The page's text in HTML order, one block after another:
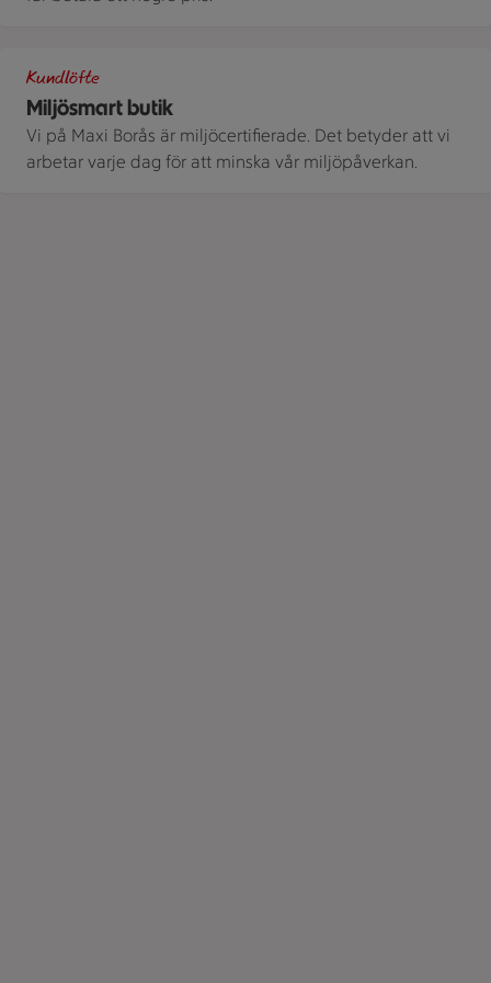
Miljösmart butik
Kundlöfte
Vi på Maxi Borås är miljöcertifierade. Det betyder att vi
arbetar varje dag för att minska vår miljöpåverkan.